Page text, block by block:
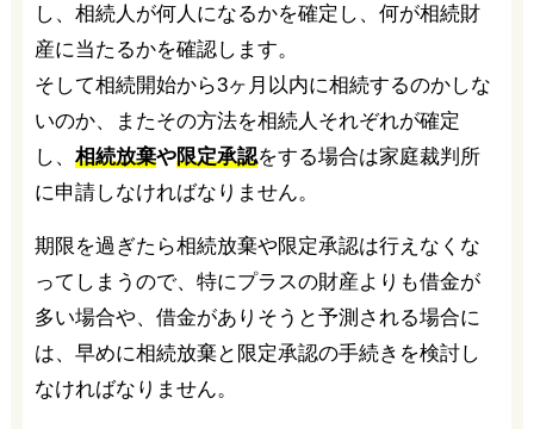
し、相続人が何人になるかを確定し、何が相続財
産に当たるかを確認します。
そして相続開始から3ヶ月以内に相続するのかしな
いのか、またその方法を相続人それぞれが確定
し、 相続放棄や限定承認をする場合は家庭裁判所
に申請しなければなりません。
期限を過ぎたら相続放棄や限定承認は行えなくな
ってしまうので、特にプラスの財産よりも借金が
多い場合や、借金がありそうと予測される場合に
は、早めに相続放棄と限定承認の手続きを検討し
なければなりません。